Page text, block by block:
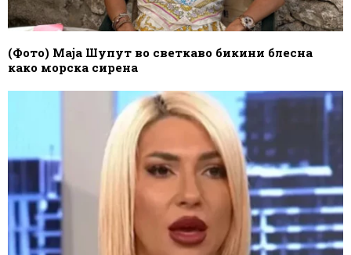
(Фото) Маја Шупут во светкаво бикини блесна
како морска сирена